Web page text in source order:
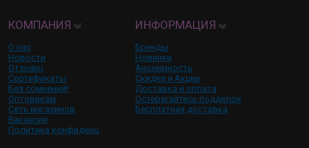
КОМПАНИЯ
О нас
Новости
Отзывы
Сертификаты
Без сомнений!
Оптовикам
Сеть магазинов
Вакансии
Политика конфиденц.
ИНФОРМАЦИЯ
Бренды
Новинки
Анонимность
Скидки и Акции
Доставка и оплата
Остерегайтесь подделок
Бесплатная доставка